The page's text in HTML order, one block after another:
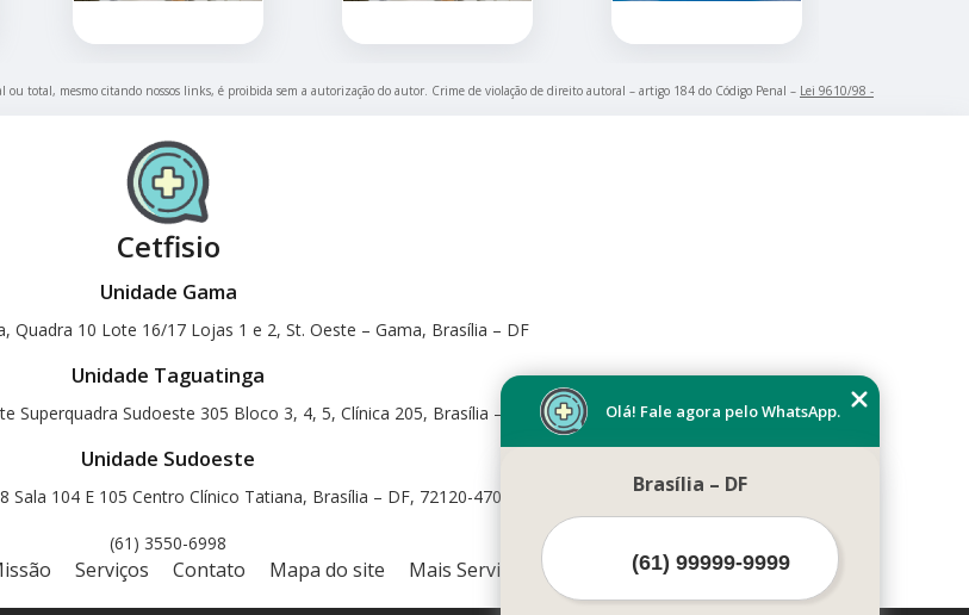
ou total, mesmo citando nossos links, é proibida sem a autorização do autor. Crime de violação de direito autoral – artigo 184 do Código Penal – Lei 9610/98 -
Cetfisio
Unidade Gama
Quadra 10 Lote 16/17 Lojas 1 e 2, St. Oeste – Gama, Brasília – DF
Unidade Taguatinga
Superquadra Sudoeste 305 Bloco 3, 4, 5, Clínica 205, Brasília – DF, 70673-416
Unidade Sudoeste
Sala 104 E 105 Centro Clínico Tatiana, Brasília – DF, 72120-470
(61) 3550-6998
Serviços Contato Mapa do site Mais Serviços
Olá! Fale agora pelo WhatsApp.
Brasília – DF